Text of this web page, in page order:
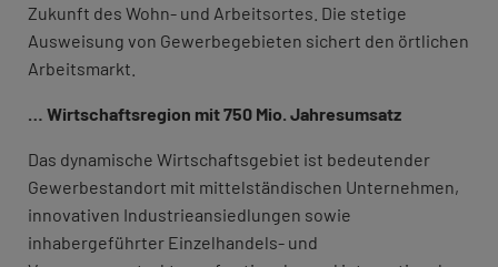
Zukunft des Wohn- und Arbeitsortes. Die stetige
Ausweisung von Gewerbegebieten sichert den örtlichen
Arbeitsmarkt.
… Wirtschaftsregion mit 750 Mio. Jahresumsatz
Das dynamische Wirtschaftsgebiet ist bedeutender
Gewerbestandort mit mittelständischen Unternehmen,
innovativen Industrieansiedlungen sowie
inhabergeführter Einzelhandels- und